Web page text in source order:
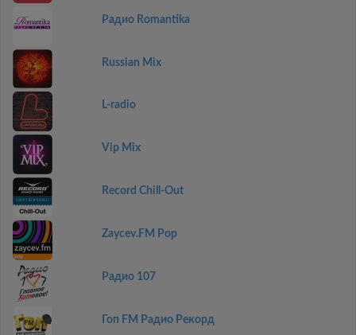
Радио Romantika
Russian Mix
L-radio
Vip Mix
Record Chill-Out
Zaycev.FM Pop
Радио 107
Гоп FM Радио Рекорд